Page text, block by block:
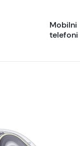
Mobilni
telefoni